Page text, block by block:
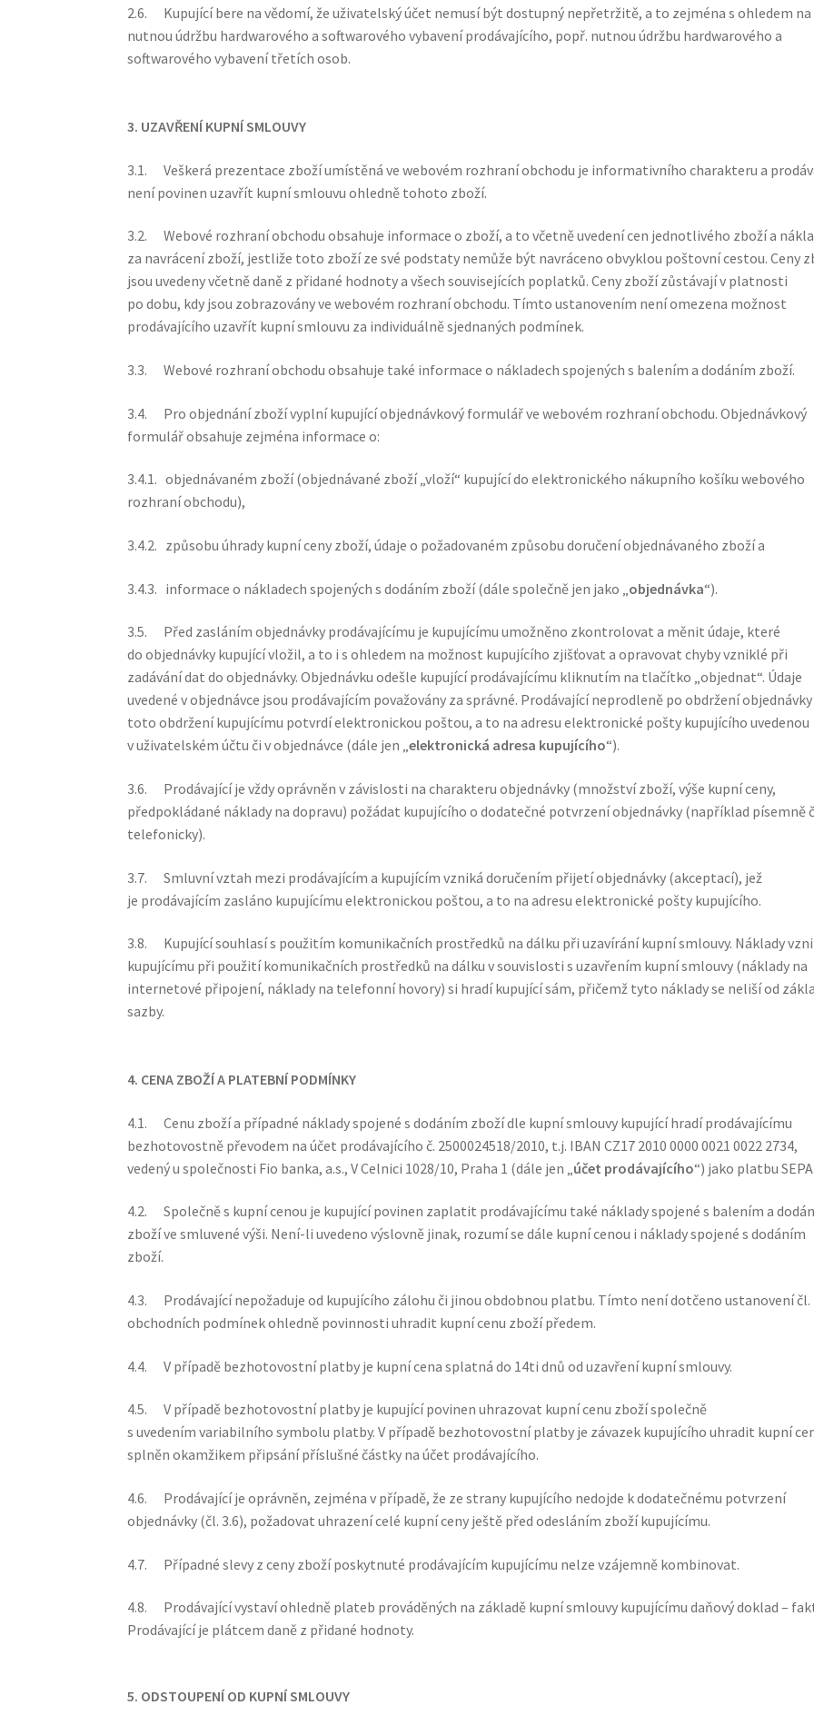
2.6. Kupující bere na vědomí, že uživatelský účet nemusí být dostupný nepřetržitě, a to zejména s ohledem na
nutnou údržbu hardwarového a softwarového vybavení prodávajícího, popř. nutnou údržbu hardwarového a
softwarového vybavení třetích osob.
3. UZAVŘENÍ KUPNÍ SMLOUVY
3.1. Veškerá prezentace zboží umístěná ve webovém rozhraní obchodu je informativního charakteru a
není povinen uzavřít kupní smlouvu ohledně tohoto zboží.
3.2. Webové rozhraní obchodu obsahuje informace o zboží, a to včetně uvedení cen jednotlivého zboží a
za navrácení zboží, jestliže toto zboží ze své podstaty nemůže být navráceno obvyklou poštovní cestou. Ceny
jsou uvedeny včetně daně z přidané hodnoty a všech souvisejících poplatků. Ceny zboží zůstávají v platnosti
po dobu, kdy jsou zobrazovány ve webovém rozhraní obchodu. Tímto ustanovením není omezena možnost
prodávajícího uzavřít kupní smlouvu za individuálně sjednaných podmínek.
3.3. Webové rozhraní obchodu obsahuje také informace o nákladech spojených s balením a dodáním zboží.
3.4. Pro objednání zboží vyplní kupující objednávkový formulář ve webovém rozhraní obchodu. Objednávkový
formulář obsahuje zejména informace o:
3.4.1. objednávaném zboží (objednávané zboží „vloží“ kupující do elektronického nákupního košíku webového
rozhraní obchodu),
3.4.2. způsobu úhrady kupní ceny zboží, údaje o požadovaném způsobu doručení objednávaného zboží a
3.4.3. informace o nákladech spojených s dodáním zboží (dále společně jen jako „ objednávka“).
3.5. Před zasláním objednávky prodávajícímu je kupujícímu umožněno zkontrolovat a měnit údaje, které
do objednávky kupující vložil, a to i s ohledem na možnost kupujícího zjišťovat a opravovat chyby vzniklé při
zadávání dat do objednávky. Objednávku odešle kupující prodávajícímu kliknutím na tlačítko „objednat“. Údaje
uvedené v objednávce jsou prodávajícím považovány za správné. Prodávající neprodleně po obdržení objednávky
toto obdržení kupujícímu potvrdí elektronickou poštou, a to na adresu elektronické pošty kupujícího uvedenou
v uživatelském účtu či v objednávce (dále jen „elektronická adresa kupujícího“).
3.6. Prodávající je vždy oprávněn v závislosti na charakteru objednávky (množství zboží, výše kupní ceny,
předpokládané náklady na dopravu) požádat kupujícího o dodatečné potvrzení objednávky (například písemně
telefonicky).
3.7. Smluvní vztah mezi prodávajícím a kupujícím vzniká doručením přijetí objednávky (akceptací), jež
je prodávajícím zasláno kupujícímu elektronickou poštou, a to na adresu elektronické pošty kupujícího.
3.8. Kupující souhlasí s použitím komunikačních prostředků na dálku při uzavírání kupní smlouvy. Náklady
kupujícímu při použití komunikačních prostředků na dálku v souvislosti s uzavřením kupní smlouvy (náklady na
internetové připojení, náklady na telefonní hovory) si hradí kupující sám, přičemž tyto náklady se neliší od
sazby.
4. CENA ZBOŽÍ A PLATEBNÍ PODMÍNKY
4.1. Cenu zboží a případné náklady spojené s dodáním zboží dle kupní smlouvy kupující hradí prodávajícímu
bezhotovostně převodem na účet prodávajícího č. 2500024518/2010, t.j. IBAN CZ17 2010 0000 0021 0022 2734,
vedený u společnosti Fio banka, a.s., V Celnici 1028/10, Praha 1 (dále jen „ účet prodávajícího“) jako platbu SEPA.
4.2. Společně s kupní cenou je kupující povinen zaplatit prodávajícímu také náklady spojené s balením a
zboží ve smluvené výši. Není-li uvedeno výslovně jinak, rozumí se dále kupní cenou i náklady spojené s dodáním
zboží.
4.3. Prodávající nepožaduje od kupujícího zálohu či jinou obdobnou platbu. Tímto není dotčeno ustanovení čl.
obchodních podmínek ohledně povinnosti uhradit kupní cenu zboží předem.
4.4. V případě bezhotovostní platby je kupní cena splatná do 14ti dnů od uzavření kupní smlouvy.
4.5. V případě bezhotovostní platby je kupující povinen uhrazovat kupní cenu zboží společně
s uvedením variabilního symbolu platby. V případě bezhotovostní platby je závazek kupujícího uhradit kupní
splněn okamžikem připsání příslušné částky na účet prodávajícího.
4.6. Prodávající je oprávněn, zejména v případě, že ze strany kupujícího nedojde k dodatečnému potvrzení
objednávky (čl. 3.6), požadovat uhrazení celé kupní ceny ještě před odesláním zboží kupujícímu.
4.7. Případné slevy z ceny zboží poskytnuté prodávajícím kupujícímu nelze vzájemně kombinovat.
4.8. Prodávající vystaví ohledně plateb prováděných na základě kupní smlouvy kupujícímu daňový doklad –
Prodávající je plátcem daně z přidané hodnoty.
5. ODSTOUPENÍ OD KUPNÍ SMLOUVY